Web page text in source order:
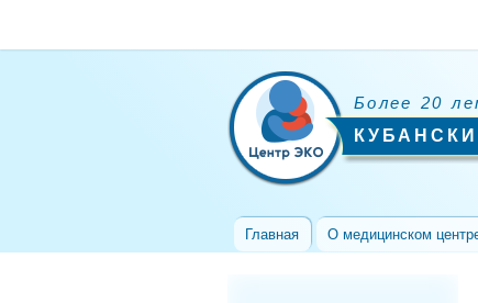
Более 20
Главная О медицинском